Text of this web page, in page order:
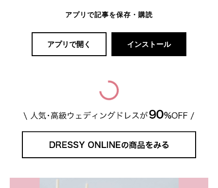
アプリで記事を保存・購読
アプリで開く インストール